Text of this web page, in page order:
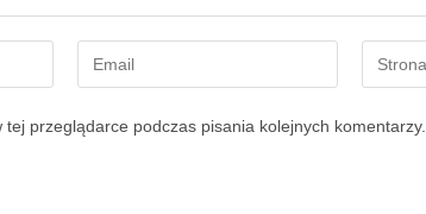
przeglądarce podczas pisania kolejnych komentarzy.